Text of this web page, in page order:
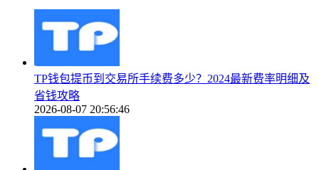
TP钱包提币到交易所手续费多少？2024最新费率明细及
省钱攻略
2026-08-07 20:56:46